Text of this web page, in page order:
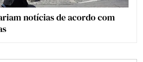
notícias de acordo com